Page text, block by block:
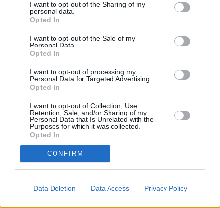
I want to opt-out of the Sharing of my
personal data.
Opted In
I want to opt-out of the Sale of my
Personal Data.
Opted In
I want to opt-out of processing my
Personal Data for Targeted Advertising.
Opted In
I want to opt-out of Collection, Use,
Retention, Sale, and/or Sharing of my
Personal Data that Is Unrelated with the
Purposes for which it was collected.
Opted In
CONFIRM
Data Deletion Data Access Privacy Policy
«Ir satraukums!»X Faktorazvaigznei Jānim Rugājam lieli